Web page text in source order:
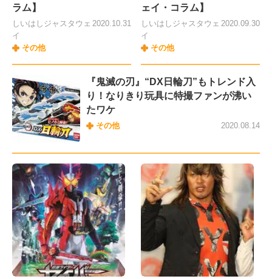
ラム】
しいはしジャスタウェ
イ
その他
2020.10.31
ェイ・コラム】
しいはしジャスタウェ
イ
その他
2020.09.30
『鬼滅の刃』“DX日輪刀”もトレンド入
り！なりきり玩具に特撮ファンが沸い
たワケ
その他 2020.08.14